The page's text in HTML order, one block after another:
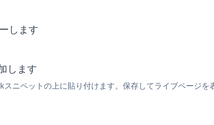
します
します
ニペットの上に貼り付けます。保存してライブページ